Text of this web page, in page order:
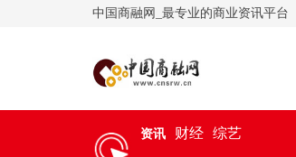
中国商融网_最专业的商业资讯平台
资讯 财经 综艺